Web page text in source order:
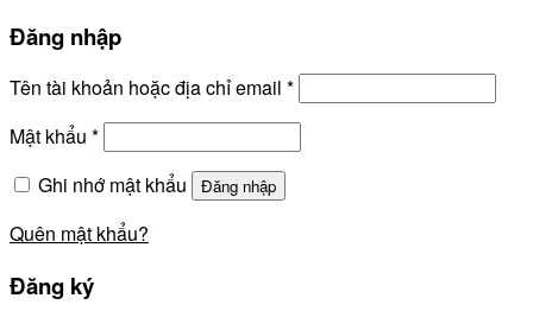
Đăng nhập
Tên tài khoản hoặc địa chỉ email *
Mật khẩu *
Ghi nhớ mật khẩu
Đăng nhập
Quên mật khẩu?
Đăng ký